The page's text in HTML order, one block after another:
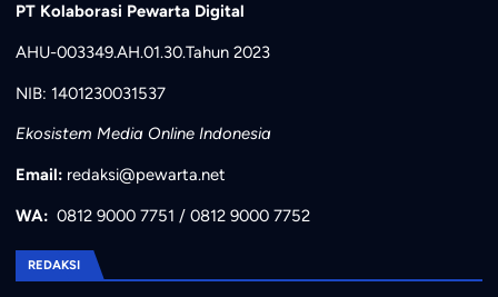
PT Kolaborasi Pewarta Digital
AHU-003349.AH.01.30.Tahun 2023
NIB: 1401230031537
Ekosistem Media Online Indonesia
Email: redaksi@pewarta.net
WA: 0812 9000 7751 / 0812 9000 7752
REDAKSI